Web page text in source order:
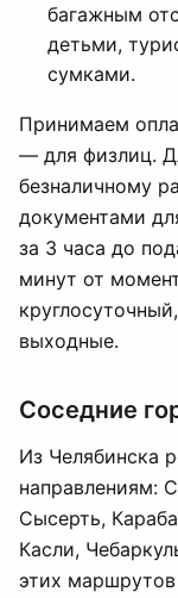
багажным
детьми,
сумками.
Принимаем
— для физлиц.
безналичному
документами
за 3 часа до
минут от
выходные.
Соседние
Из Челябинска
направлениям:
Сысерть,
Касли,
этих